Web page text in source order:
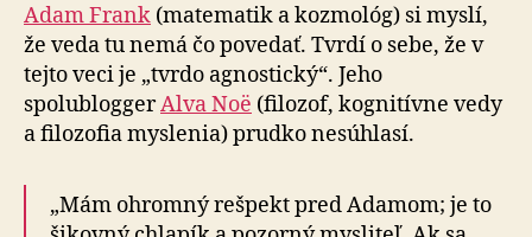
Adam Frank (matematik a kozmológ) si myslí,
že veda tu nemá čo povedať. Tvrdí o sebe, že v
tejto veci je „tvrdo agnostický“. Jeho
spolubloggerAlva Noë (filozof, kognitívne vedy
a filozofia myslenia) prudko nesúhlasí.
„Mám ohromný rešpekt pred Adamom; je to